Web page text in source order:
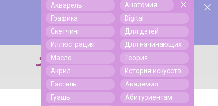
Поиск
Поиск
Акварель
Графика
Скетчинг
Иллюстрация
Масло
Акрил
Пастель
Гуашь
Анатомия
Digital
Для детей
Для начинающих
Теория
История искусств
Академия
Абитуриентам